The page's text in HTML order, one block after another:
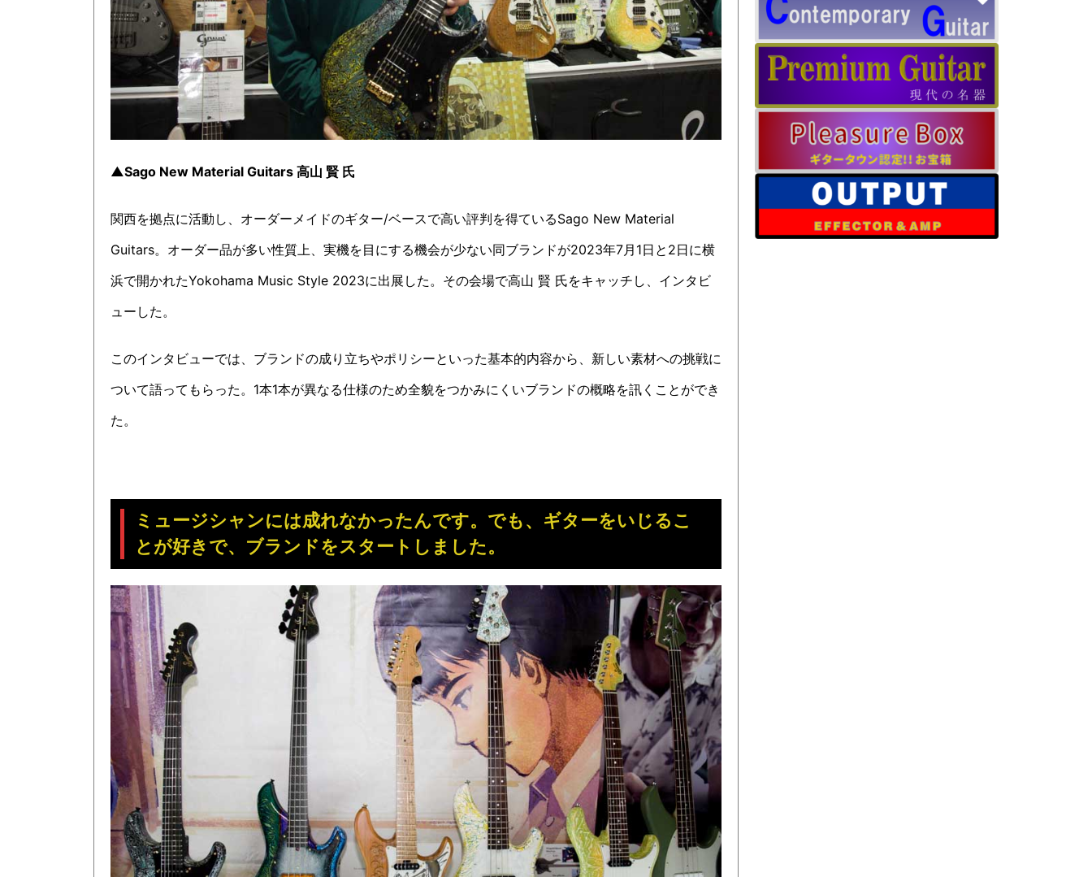
▲Sago New Material Guitars 高山 賢 氏
関西を拠点に活動し、オーダーメイドのギター/ベースで高い評判を得ているSago New Material
Guitars。オーダー品が多い性質上、実機を目にする機会が少ない同ブランドが2023年7月1日と2日に横
浜で開かれたYokohama Music Style 2023に出展した。その会場で高山 賢 氏をキャッチし、インタビ
ューした。
このインタビューでは、ブランドの成り立ちやポリシーといった基本的内容から、新しい素材への挑戦に
ついて語ってもらった。1本1本が異なる仕様のため全貌をつかみにくいブランドの概略を訊くことができ
た。
ミュージシャンには成れなかったんです。でも、ギターをいじるこ
とが好きで、ブランドをスタートしました。